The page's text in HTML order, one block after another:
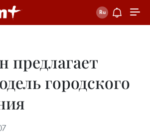
городского